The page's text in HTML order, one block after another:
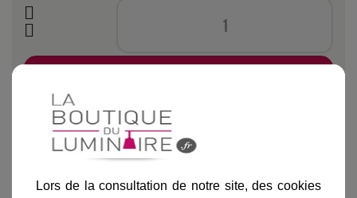
Lors de la consultation de notre site, des cookies